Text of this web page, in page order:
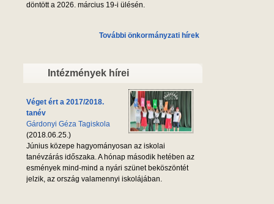
döntött a 2026. március 19-i ülésén.
További önkormányzati hírek
Intézmények hírei
Véget ért a 2017/2018.
tanév
Gárdonyi Géza Tagiskola
(2018.06.25.)
Június közepe hagyományosan az iskolai
tanévzárás időszaka. A hónap második hetében az
esmények mind-mind a nyári szünet beköszöntét
jelzik, az ország valamennyi iskolájában.